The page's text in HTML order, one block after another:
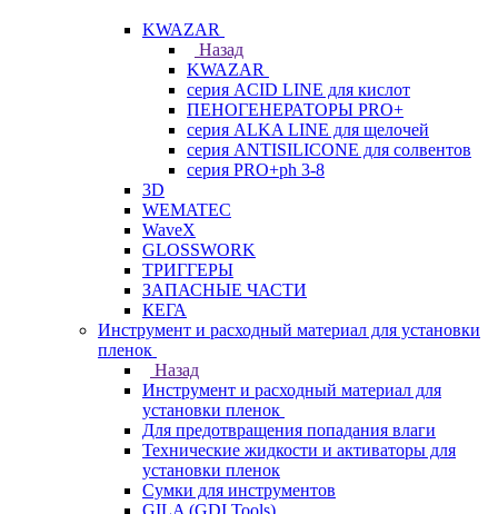
KWAZAR
Назад
KWAZAR
серия ACID LINE для кислот
ПЕНОГЕНЕРАТОРЫ PRO+
серия ALKA LINE для щелочей
серия ANTISILICONE для солвентов
серия PRO+ph 3-8
3D
WEMATEC
WaveX
GLOSSWORK
ТРИГГЕРЫ
ЗАПАСНЫЕ ЧАСТИ
КЕГА
Инструмент и расходный материал для установки
пленок
Назад
Инструмент и расходный материал для
установки пленок
Для предотвращения попадания влаги
Технические жидкости и активаторы для
установки пленок
Сумки для инструментов
GILA (GDI Tools)